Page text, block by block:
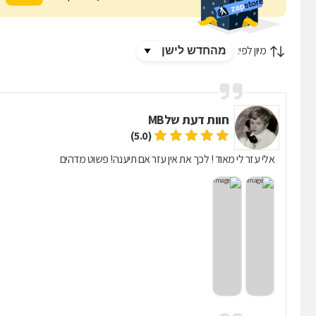
מיון לפי:
חוות דעת שלMB
(5.0)
אלי עזר לי מאוד ! לכך את אין עזר אם תיענה! פשוט מדהים